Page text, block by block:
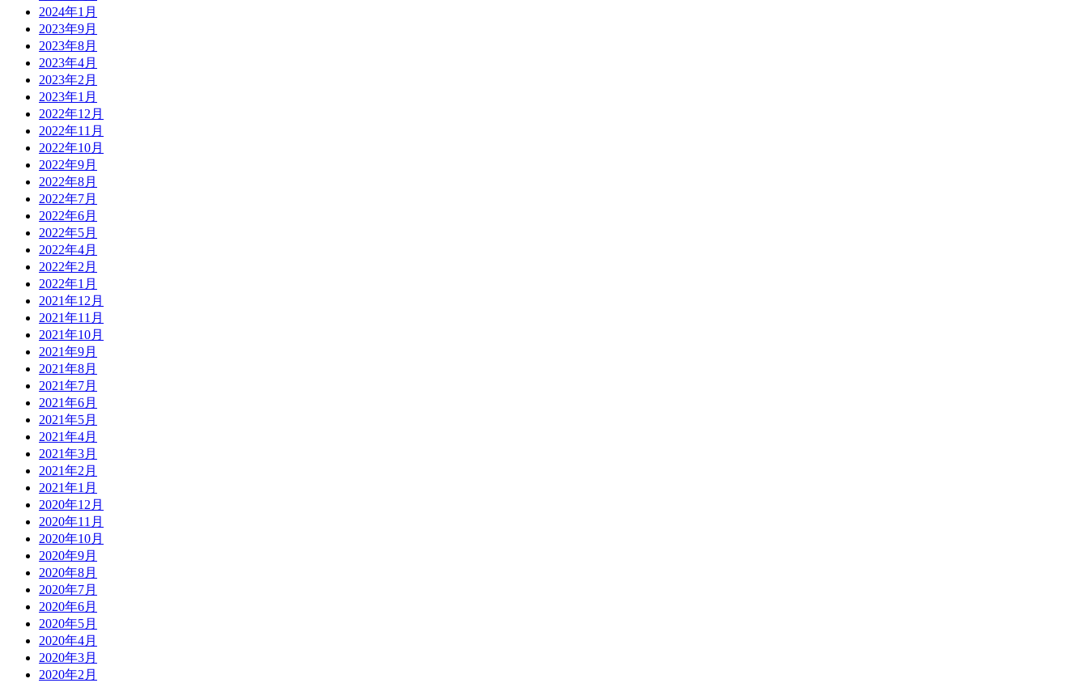
2024年1月
2023年9月
2023年8月
2023年4月
2023年2月
2023年1月
2022年12月
2022年11月
2022年10月
2022年9月
2022年8月
2022年7月
2022年6月
2022年5月
2022年4月
2022年2月
2022年1月
2021年12月
2021年11月
2021年10月
2021年9月
2021年8月
2021年7月
2021年6月
2021年5月
2021年4月
2021年3月
2021年2月
2021年1月
2020年12月
2020年11月
2020年10月
2020年9月
2020年8月
2020年7月
2020年6月
2020年5月
2020年4月
2020年3月
2020年2月